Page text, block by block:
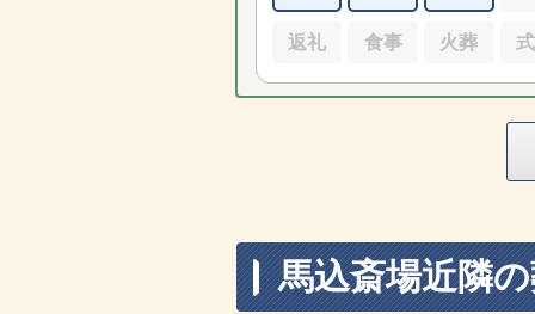
返礼 食事 火葬
馬込斎場近隣